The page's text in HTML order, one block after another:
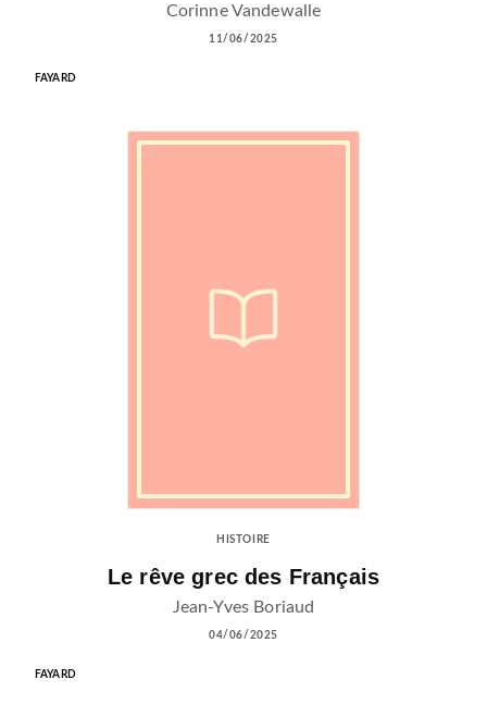
Corinne Vandewalle
11/06/2025
FAYARD
HISTOIRE
Le rêve grec des Français
Jean-Yves Boriaud
04/06/2025
FAYARD